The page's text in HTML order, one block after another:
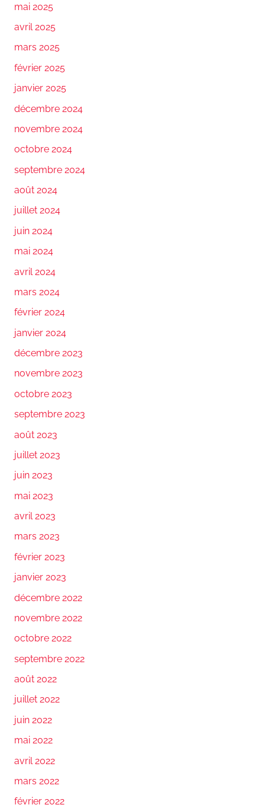
mai 2025
avril 2025
mars 2025
février 2025
janvier 2025
décembre 2024
novembre 2024
octobre 2024
septembre 2024
août 2024
juillet 2024
juin 2024
mai 2024
avril 2024
mars 2024
février 2024
janvier 2024
décembre 2023
novembre 2023
octobre 2023
septembre 2023
août 2023
juillet 2023
juin 2023
mai 2023
avril 2023
mars 2023
février 2023
janvier 2023
décembre 2022
novembre 2022
octobre 2022
septembre 2022
août 2022
juillet 2022
juin 2022
mai 2022
avril 2022
mars 2022
février 2022